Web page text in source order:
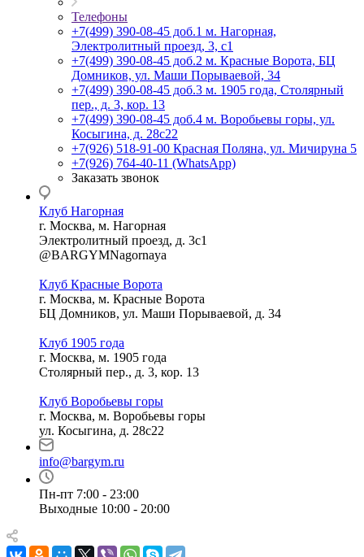
Телефоны
+7(499) 390-08-45 доб.1 м. Нагорная,
Электролитный проезд, 3, с1
+7(499) 390-08-45 доб.2 м. Красные Ворота, БЦ
Домников, ул. Маши Порываевой, 34
+7(499) 390-08-45 доб.3 м. 1905 года, Столярный
пер., д. 3, кор. 13
+7(499) 390-08-45 доб.4 м. Воробьевы горы, ул.
Косыгина, д. 28с22
+7(926) 518-91-00 Красная Поляна, ул. Мичируна 5
+7(926) 764-40-11 (WhatsApp)
Заказать звонок
Клуб Нагорная
г. Москва, м. Нагорная
Электролитный проезд, д. 3с1
@BARGYMNagornaya
Клуб Красные Ворота
г. Москва, м. Красные Ворота
БЦ Домников, ул. Маши Порываевой, д. 34
Клуб 1905 года
г. Москва, м. 1905 года
Столярный пер., д. 3, кор. 13
Клуб Воробьевы горы
г. Москва, м. Воробьевы горы
ул. Косыгина, д. 28с22
info@bargym.ru
Пн-пт 7:00 - 23:00
Выходные 10:00 - 20:00